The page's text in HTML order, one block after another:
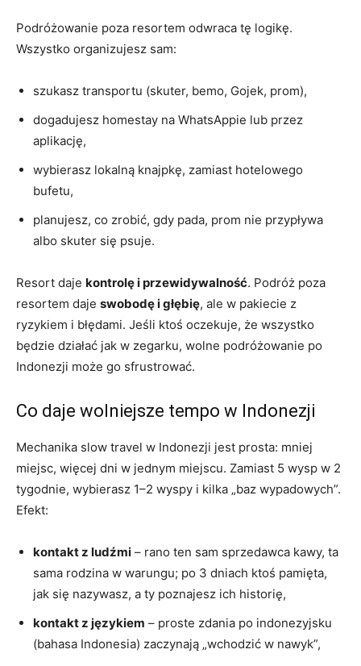
Podróżowanie poza resortem odwraca tę logikę.
Wszystko organizujesz sam:
szukasz transportu (skuter, bemo, Gojek, prom),
dogadujesz homestay na WhatsAppie lub przez
aplikację,
wybierasz lokalną knajpkę, zamiast hotelowego
bufetu,
planujesz, co zrobić, gdy pada, prom nie przypływa
albo skuter się psuje.
Resort daje kontrolę i przewidywalność. Podróż poza
resortem daje swobodę i głębię, ale w pakiecie z
ryzykiem i błędami. Jeśli ktoś oczekuje, że wszystko
będzie działać jak w zegarku, wolne podróżowanie po
Indonezji może go sfrustrować.
Co daje wolniejsze tempo w Indonezji
Mechanika slow travel w Indonezji jest prosta: mniej
miejsc, więcej dni w jednym miejscu. Zamiast 5 wysp w 2
tygodnie, wybierasz 1–2 wyspy i kilka „baz wypadowych”.
Efekt:
kontakt z ludźmi – rano ten sam sprzedawca kawy, ta
sama rodzina w warungu; po 3 dniach ktoś pamięta,
jak się nazywasz, a ty poznajesz ich historię,
kontakt z językiem – proste zdania po indonezyjsku
(bahasa Indonesia) zaczynają „wchodzić w nawyk”,